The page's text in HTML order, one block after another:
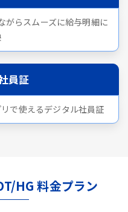
がらスムーズに給与明細に
員証
で使えるデジタル社員証
HG 料金プラン